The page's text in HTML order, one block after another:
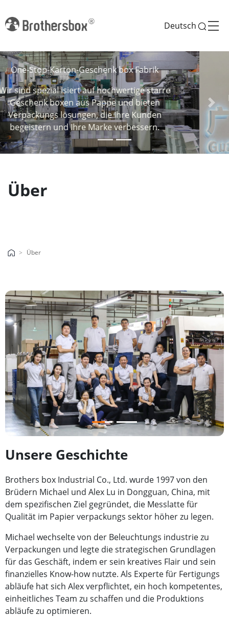
Deutsch
Über Brothers box
Brothers box ist ein One-Stop-Hersteller von
kunden spezifischen Geschenk boxen aus
Papier mit 28 Jahren Erfahrung.
Previous Next
Über
Über
Unsere Geschichte
Brothers box Industrial Co., Ltd. wurde 1997 von den
Brüdern Michael und Alex Lu in Dongguan, China, mit
dem spezifischen Ziel gegründet, die Messlatte für
Qualität im Papier verpackungs sektor höher zu legen.
Michael wechselte von der Beleuchtungs industrie zu
Verpackungen und legte die strategischen Grundlagen
für das Geschäft, indem er sein kreatives Flair und sein
finanzielles Know-how nutzte. Als Experte für Fertigungs
abläufe hat sich Alex verpflichtet, ein hoch kompetentes,
einheitliches Team zu schaffen und die Produktions
abläufe zu optimieren.